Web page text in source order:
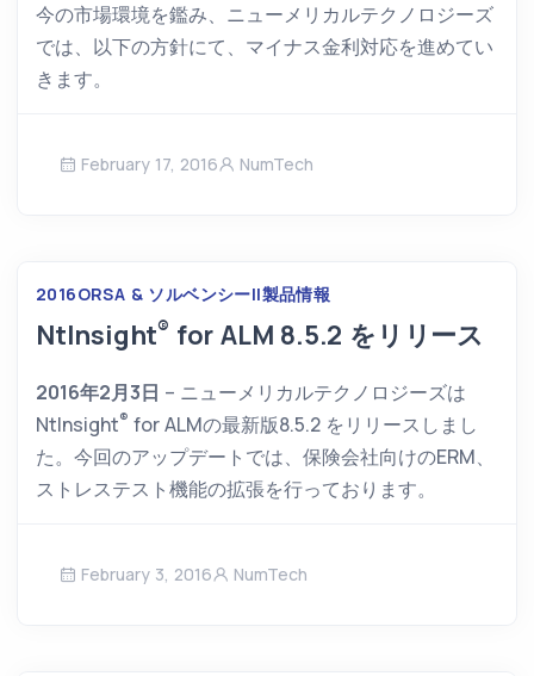
今の市場環境を鑑み、ニューメリカルテクノロジーズ
では、以下の方針にて、マイナス金利対応を進めてい
きます。
February 17, 2016 NumTech
2016ORSA & ソルベンシーII製品情報
NtInsight® for ALM 8.5.2 をリリース
2016年2月3日 – ニューメリカルテクノロジーズは
NtInsight® for ALMの最新版8.5.2 をリリースしまし
た。今回のアップデートでは、保険会社向けのERM、
ストレステスト機能の拡張を行っております。
February 3, 2016 NumTech